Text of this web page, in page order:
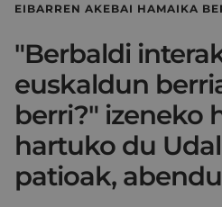
EIBARREN AKEBAI HAMAIKA
"Berbaldi
euskaldun
berri?" izeneko
hartuko du
patioak,